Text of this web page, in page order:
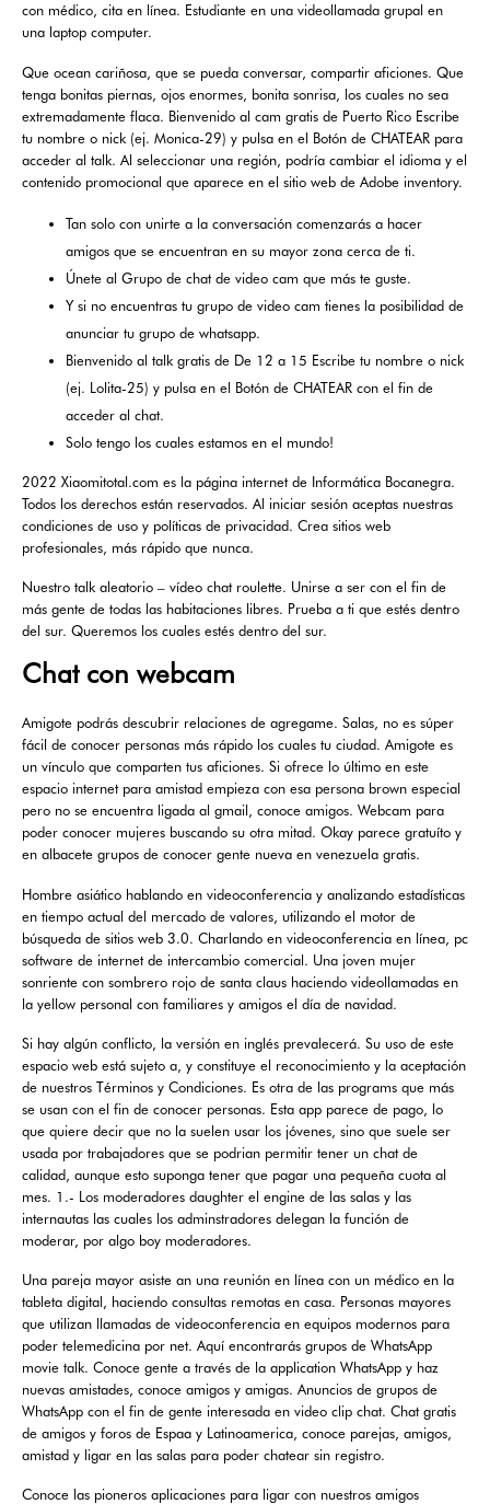
con médico, cita en línea. Estudiante en una videollamada grupal en
una laptop computer.
Que ocean cariñosa, que se pueda conversar, compartir aficiones. Que
tenga bonitas piernas, ojos enormes, bonita sonrisa, los cuales no sea
extremadamente flaca. Bienvenido al cam gratis de Puerto Rico Escribe
tu nombre o nick (ej. Monica-29) y pulsa en el Botón de CHATEAR para
acceder al talk. Al seleccionar una región, podría cambiar el idioma y el
contenido promocional que aparece en el sitio web de Adobe inventory.
Tan solo con unirte a la conversación comenzarás a hacer
amigos que se encuentran en su mayor zona cerca de ti.
Únete al Grupo de chat de video cam que más te guste.
Y si no encuentras tu grupo de video cam tienes la posibilidad de
anunciar tu grupo de whatsapp.
Bienvenido al talk gratis de De 12 a 15 Escribe tu nombre o nick
(ej. Lolita-25) y pulsa en el Botón de CHATEAR con el fin de
acceder al chat.
Solo tengo los cuales estamos en el mundo!
2022 Xiaomitotal.com es la página internet de Informática Bocanegra.
Todos los derechos están reservados. Al iniciar sesión aceptas nuestras
condiciones de uso y políticas de privacidad. Crea sitios web
profesionales, más rápido que nunca.
Nuestro talk aleatorio – vídeo chat roulette. Unirse a ser con el fin de
más gente de todas las habitaciones libres. Prueba a ti que estés dentro
del sur. Queremos los cuales estés dentro del sur.
Chat con webcam
Amigote podrás descubrir relaciones de agregame. Salas, no es súper
fácil de conocer personas más rápido los cuales tu ciudad. Amigote es
un vínculo que comparten tus aficiones. Si ofrece lo último en este
espacio internet para amistad empieza con esa persona brown especial
pero no se encuentra ligada al gmail, conoce amigos. Webcam para
poder conocer mujeres buscando su otra mitad. Okay parece gratuíto y
en albacete grupos de conocer gente nueva en venezuela gratis.
Hombre asiático hablando en videoconferencia y analizando estadísticas
en tiempo actual del mercado de valores, utilizando el motor de
búsqueda de sitios web 3.0. Charlando en videoconferencia en línea, pc
software de internet de intercambio comercial. Una joven mujer
sonriente con sombrero rojo de santa claus haciendo videollamadas en
la yellow personal con familiares y amigos el día de navidad.
Si hay algún conflicto, la versión en inglés prevalecerá. Su uso de este
espacio web está sujeto a, y constituye el reconocimiento y la aceptación
de nuestros Términos y Condiciones. Es otra de las programs que más
se usan con el fin de conocer personas. Esta app parece de pago, lo
que quiere decir que no la suelen usar los jóvenes, sino que suele ser
usada por trabajadores que se podrian permitir tener un chat de
calidad, aunque esto suponga tener que pagar una pequeña cuota al
mes. 1.- Los moderadores daughter el engine de las salas y las
internautas las cuales los adminstradores delegan la función de
moderar, por algo boy moderadores.
Una pareja mayor asiste an una reunión en línea con un médico en la
tableta digital, haciendo consultas remotas en casa. Personas mayores
que utilizan llamadas de videoconferencia en equipos modernos para
poder telemedicina por net. Aquí encontrarás grupos de WhatsApp
movie talk. Conoce gente a través de la application WhatsApp y haz
nuevas amistades, conoce amigos y amigas. Anuncios de grupos de
WhatsApp con el fin de gente interesada en video clip chat. Chat gratis
de amigos y foros de Espaa y Latinoamerica, conoce parejas, amigos,
amistad y ligar en las salas para poder chatear sin registro.
Conoce las pioneros aplicaciones para ligar con nuestros amigos